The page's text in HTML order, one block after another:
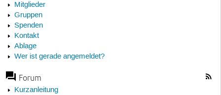
Mitglieder
Gruppen
Spenden
Kontakt
Ablage
Wer ist gerade angemeldet?
Forum
Kurzanleitung